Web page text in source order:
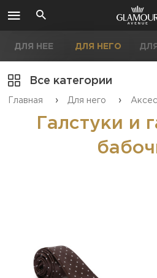
ДЛЯ НЕЕ ДЛЯ НЕГО
Все категории
Главная › Для него ›
Галстуки и